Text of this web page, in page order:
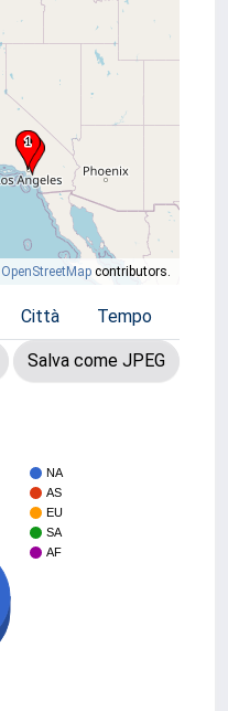
OpenStreetMap contributors.
Città Tempo
Salva come JPEG
NA
AS
EU
SA
AF